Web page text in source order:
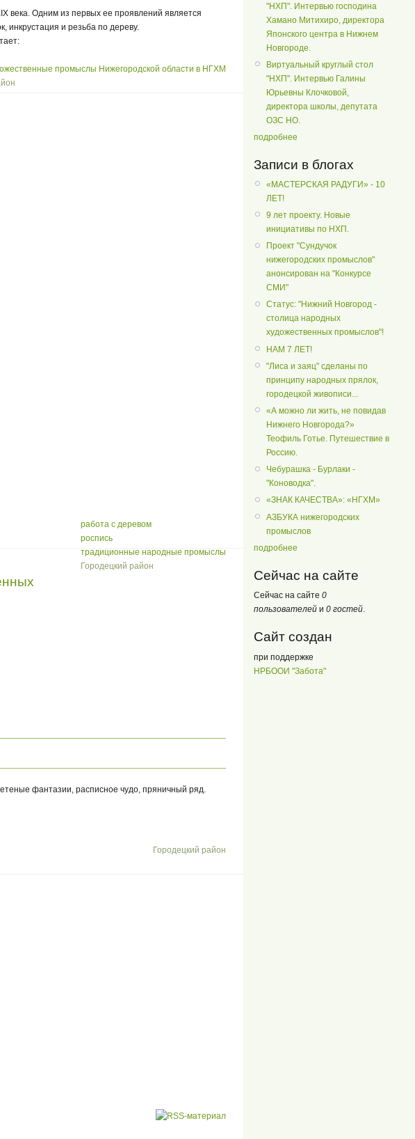
века. Одним из первых ее проявлений является
инкрустация и резьба по дереву.
промыслы Нижегородской области в НГХМ
работа с деревом
роспись
традиционные народные промыслы
Городецкий район
фантазии, расписное чудо, пряничный ряд.
Городецкий район
"НХП". Интервью господина
Хамано Митихиро, директора
Японского центра в Нижнем
Новгороде.
Виртуальный круглый стол
"НХП". Интервью Галины
Юрьевны Клочковой,
директора школы, депутата
ОЗС НО.
подробнее
Записи в блогах
«МАСТЕРСКАЯ РАДУГИ» - 10
ЛЕТ!
9 лет проекту. Новые
инициативы по НХП.
Проект "Сундучок
нижегородских промыслов"
анонсирован на "Конкурсе
СМИ"
Статус: "Нижний Новгород -
столица народных
художественных промыслов"!
НАМ 7 ЛЕТ!
"Лиса и заяц" сделаны по
принципу народных прялок,
городецкой живописи...
«А можно ли жить, не повидав
Нижнего Новгорода?»
Теофиль Готье. Путешествие в
Россию.
Чебурашка - Бурлаки -
"Коноводка".
«ЗНАК КАЧЕСТВА»: «НГХМ»
АЗБУКА нижегородских
промыслов
подробнее
Сейчас на сайте
Сейчас на сайте 0
пользователей и 0 гостей
Сайт создан
при поддержке
НРБООИ "Забота"